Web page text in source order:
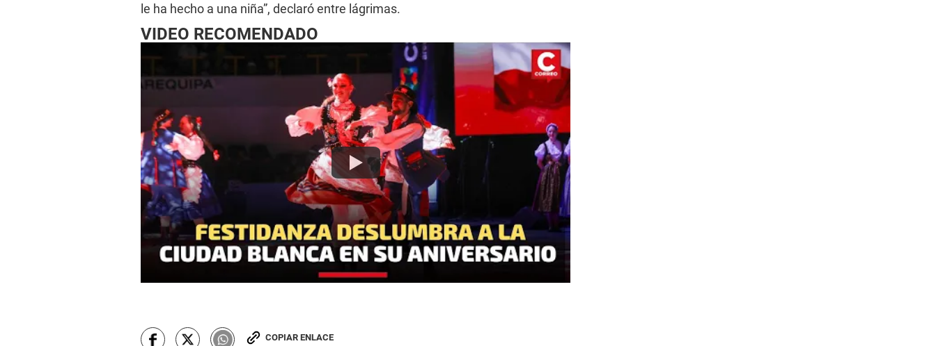
le ha hecho a una niña”, declaró entre lágrimas.
VIDEO RECOMENDADO
COPIAR ENLACE